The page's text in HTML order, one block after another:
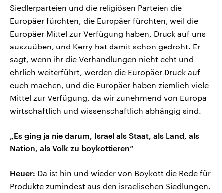
Siedlerparteien und die religiösen Parteien die
Europäer fürchten, die Europäer fürchten, weil die
Europäer Mittel zur Verfügung haben, Druck auf uns
auszuüben, und Kerry hat damit schon gedroht. Er
sagt, wenn ihr die Verhandlungen nicht echt und
ehrlich weiterführt, werden die Europäer Druck auf
euch machen, und die Europäer haben ziemlich viele
Mittel zur Verfügung, da wir zunehmend von Europa
wirtschaftlich und wissenschaftlich abhängig sind.
„Es ging ja nie darum, Israel als Staat, als Land, als
Nation, als Volk zu boykottieren“
Heuer: Da ist hin und wieder von Boykott die Rede für
Produkte zumindest aus den israelischen Siedlungen.